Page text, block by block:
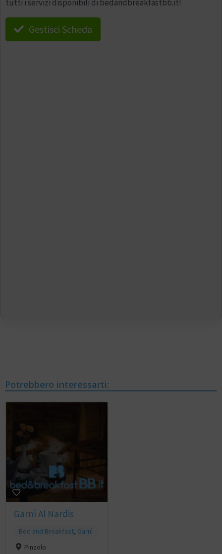
tutti i servizi disponibili di bedandbreakfastbb.it!
Gestisci Scheda
Potrebbero interessarti:
Garnì Al Nardis
Bed and Breakfast, Garnì
Pinzolo